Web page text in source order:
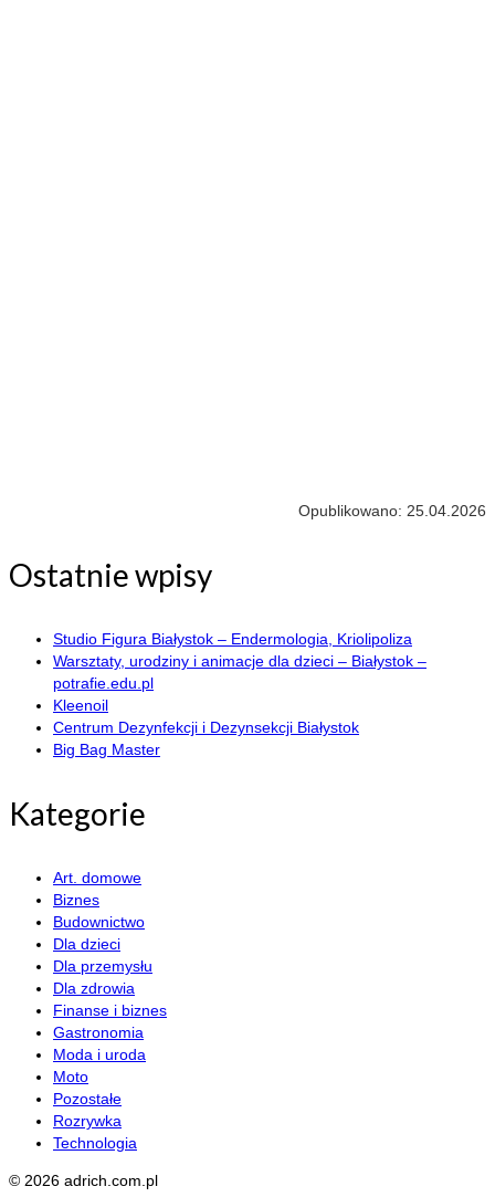
Opublikowano: 25.04.2026
Ostatnie wpisy
Studio Figura Białystok – Endermologia, Kriolipoliza
Warsztaty, urodziny i animacje dla dzieci – Białystok –
potrafie.edu.pl
Kleenoil
Centrum Dezynfekcji i Dezynsekcji Białystok
Big Bag Master
Kategorie
Art. domowe
Biznes
Budownictwo
Dla dzieci
Dla przemysłu
Dla zdrowia
Finanse i biznes
Gastronomia
Moda i uroda
Moto
Pozostałe
Rozrywka
Technologia
© 2026 adrich.com.pl